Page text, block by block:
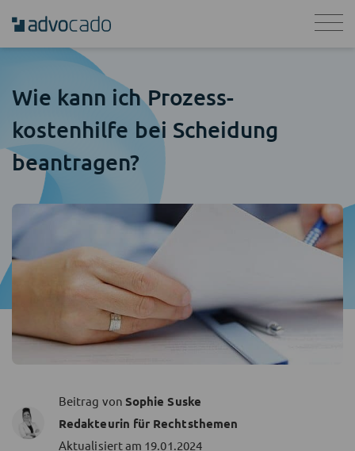
Wie kann ich Prozess­
kostenhilfe bei Scheidung
beantragen?
Beitrag von Sophie Suske
Redakteurin für Rechtsthemen
Aktualisiert am 19.01.2024